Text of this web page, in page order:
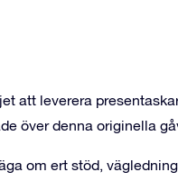
att leverera
över denna originella
om ert stöd,